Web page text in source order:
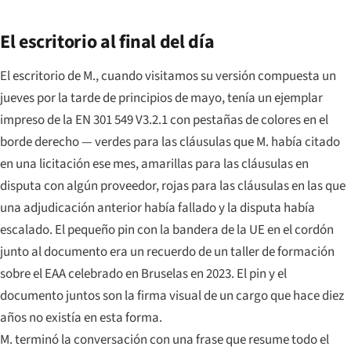
El escritorio al final del día
El escritorio de M., cuando visitamos su versión compuesta un
jueves por la tarde de principios de mayo, tenía un ejemplar
impreso de la EN 301 549 V3.2.1 con pestañas de colores en el
borde derecho — verdes para las cláusulas que M. había citado
en una licitación ese mes, amarillas para las cláusulas en
disputa con algún proveedor, rojas para las cláusulas en las que
una adjudicación anterior había fallado y la disputa había
escalado. El pequeño pin con la bandera de la UE en el cordón
junto al documento era un recuerdo de un taller de formación
sobre el EAA celebrado en Bruselas en 2023. El pin y el
documento juntos son la firma visual de un cargo que hace diez
años no existía en esta forma.
M. terminó la conversación con una frase que resume todo el